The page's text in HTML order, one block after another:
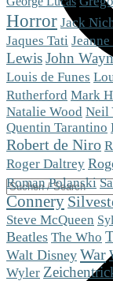
Horror Jack
Jaques Tati
LewisJohn
Louis de Funes
Rutherford Mark
Natalie Wood Neil
Quentin Tarantino
Robert de Niro
Roger Daltrey
Roman Polanski
Connery
Steve McQueen
Beatles The Who
Walt Disney War
Wyler